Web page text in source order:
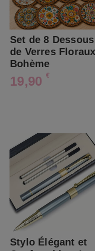
Set de 8 Dessous
de Verres Floraux
Bohème
19,90 €
Stylo Élégant et